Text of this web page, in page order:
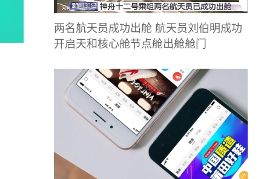
两名航天员成功出舱 航天员刘伯明成功
开启天和核心舱节点舱出舱舱门